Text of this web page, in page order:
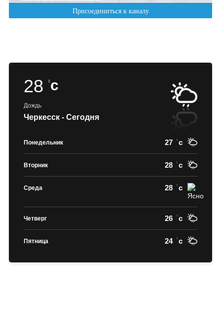
28 c
Дождь
Черкесск - Сегодня
Понедельник 27 c
Вторник 28 c
Среда 28 c
Четверг 26 c
Пятница 24 c